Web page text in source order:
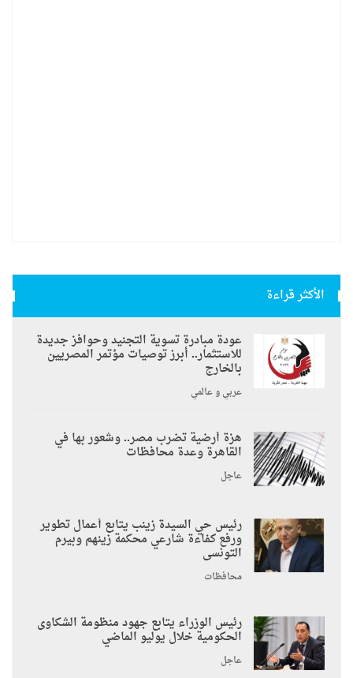
الأكثر قراءة
عودة مبادرة تسوية التجنيد وحوافز جديدة
للاستثمار.. أبرز توصيات مؤتمر المصريين
بالخارج
عربي و عالمي
هزة أرضية تضرب مصر.. وشعور بها في
القاهرة وعدة محافظات
عاجل
رئيس حي السيدة زينب يتابع أعمال تطوير
ورفع كفاءة شارعي محكمة زينهم وبيرم
التونسى
محافظات
رئيس الوزراء يتابع جهود منظومة الشكاوى
الحكومية خلال يوليو الماضي
عاجل